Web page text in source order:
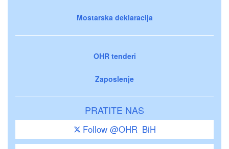
Mostarska deklaracija
OHR tenderi
Zaposlenje
PRATITE NAS
Follow @OHR_BiH